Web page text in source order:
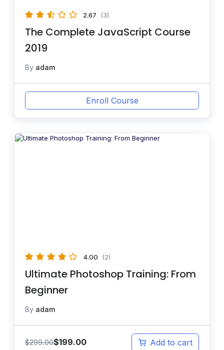
2.67 (3)
The Complete JavaScript Course
2019
By adam
Enroll Course
4.00 (2)
Ultimate Photoshop Training: From
Beginner
By adam
$299.00$199.00 Add to cart